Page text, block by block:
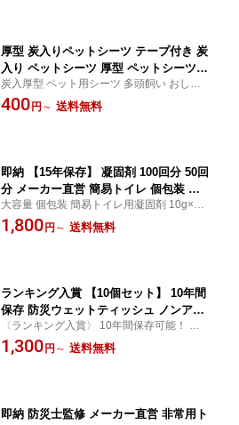
厚型 炭入りペットシーツ テープ付き 炭
入り ペットシーツ 厚型 ペットシーツ
消臭 ペットシーツ メーカー直営 ワイド
200枚 スーパーワイド 100枚 ケース 袋
炭入厚型 ペット用シーツ 多頭飼い おしっ
こシート 犬 猫 トイレ シート 超吸収 ペット
シーツ システムトイレ まとめ買い 業務用
400円 ～ 送料無料
即納 【15年保存】 凝固剤 100回分 50回
分 メーカー直営 簡易トイレ 個包装 消
臭 抗菌 防災トイレ 非常用トイレ 携帯
トイレ 防災グッズ 10g 100個 長期保存
大容量 個包装 簡易トイレ用凝固剤 10g×10
0個 10g×50個 災害 防災 非常用 トイレ 避難
セット 緊急 アウトドア 地震 渋滞 車載トイ
1,800円 ～ 送料無料
ランキング入賞 【10個セット】 10年間
保存 防災ウェットティッシュ ノンアル
コール 無香料 除菌 20cm×15cm 20枚入
10個セット 防災グッズ 災害 台風 アウ
〈ランキング入賞〉 10年間保存可能！ 【1
0個セット】 防災備蓄ウェットティッシュ
除菌 ノンアルコールタイプ 無香料
1,300円 ～ 送料無料
即納 防災士監修 メーカー直営 非常用ト